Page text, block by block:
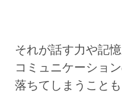
それが話す力や記
コミュニケーショ
落ちてしまうことも